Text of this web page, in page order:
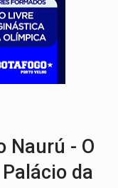
terá sábado (8) de calor intenso
30 anos de espera, asfalto chega ao
na programação do Festival de
Naurú - O
da